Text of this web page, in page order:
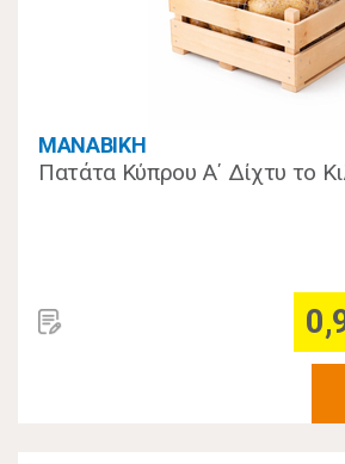
MANABIKH
Πατάτα Κύπρου Α΄ Δίχτυ το